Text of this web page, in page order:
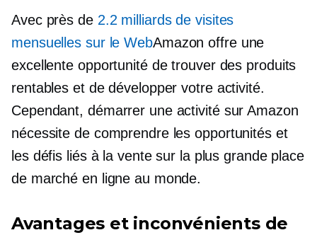
Avec près de 2.2 milliards de visites
mensuelles sur le WebAmazon offre une
excellente opportunité de trouver des produits
rentables et de développer votre activité.
Cependant, démarrer une activité sur Amazon
nécessite de comprendre les opportunités et
les défis liés à la vente sur la plus grande place
de marché en ligne au monde.
Avantages et inconvénients de